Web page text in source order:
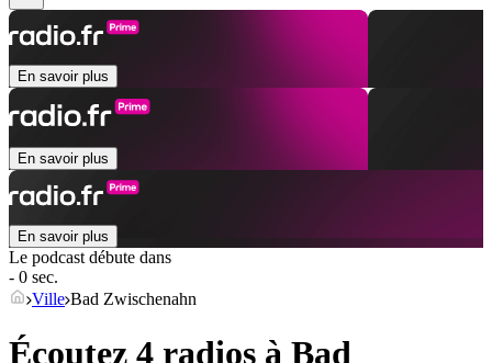
En savoir plus
En savoir plus
En savoir plus
Le podcast débute dans
- 0 sec.
Ville Bad Zwischenahn
Écoutez 4 radios à Bad